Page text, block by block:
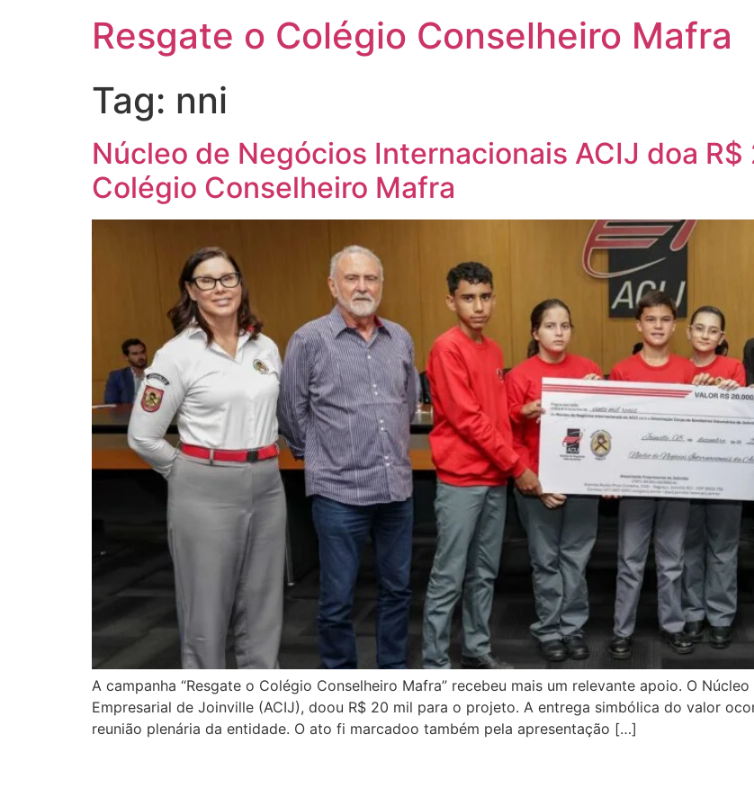
Resgate o Colégio Conselheiro Mafra
Tag: nni
Núcleo de Negócios Internacionais ACIJ doa
Colégio Conselheiro Mafra
A campanha “Resgate o Colégio Conselheiro Mafra” recebeu mais um relevante apoio. O
Empresarial de Joinville (ACIJ), doou R$ 20 mil para o projeto. A entrega simbólica do valor
reunião plenária da entidade. O ato fi marcadoo também pela apresentação […]